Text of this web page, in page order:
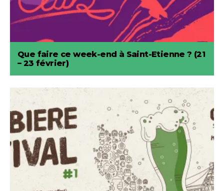
Que faire ce week-end à Saint-Etienne ? (21
– 23 février)